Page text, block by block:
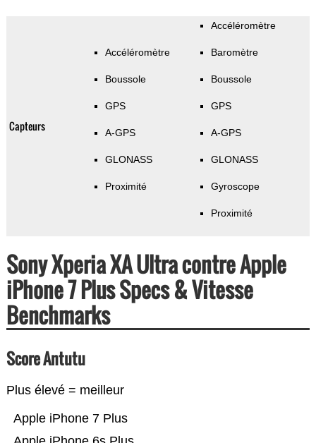
Capteurs
Accéléromètre
Boussole
GPS
A-GPS
GLONASS
Proximité
Accéléromètre
Baromètre
Boussole
GPS
A-GPS
GLONASS
Gyroscope
Proximité
Sony Xperia XA Ultra contre Apple
iPhone 7 Plus Specs & Vitesse
Benchmarks
Score Antutu
Plus élevé = meilleur
Apple iPhone 7 Plus